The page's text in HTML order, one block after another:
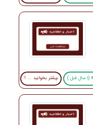
بیشتر بخوانید ... !